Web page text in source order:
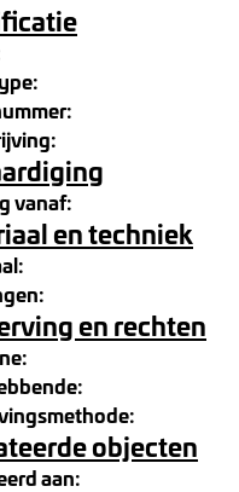
vanaf:
en techniek
en rechten
objecten
aan: